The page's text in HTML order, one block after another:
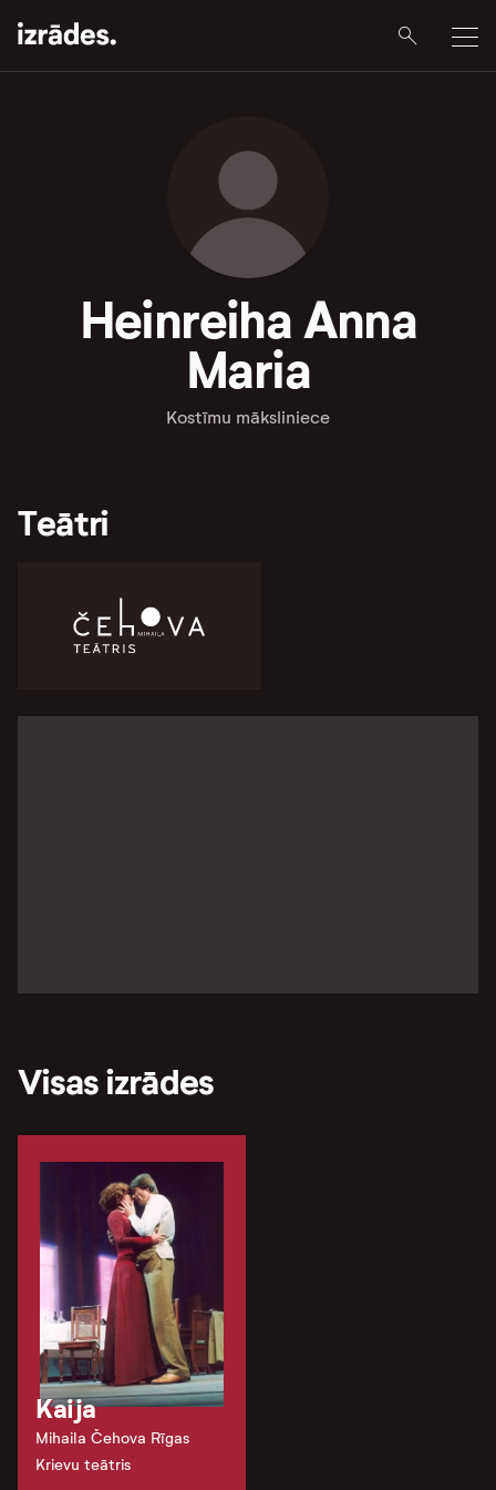
Heinreiha Anna
Maria
Kostīmu māksliniece
Teātri
Visas izrādes
Kaija
Mihaila Čehova Rīgas
Krievu teātris